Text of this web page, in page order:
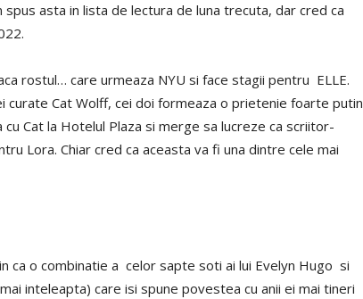
spus asta in lista de lectura de luna trecuta, dar cred ca
rostul… care urmeaza NYU si face stagii pentru ELLE.
Cat Wolff, cei doi formeaza o prietenie foarte putin
Cat la Hotelul Plaza si merge sa lucreze ca scriitor-
Lora. Chiar cred ca aceasta va fi una dintre cele mai
ca o combinatie a celor sapte soti ai lui Evelyn Hugo si
inteleapta) care isi spune povestea cu anii ei mai tineri